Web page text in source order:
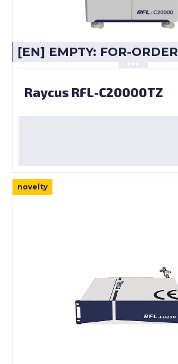
[EN] EMPTY: FOR-ORDER
Raycus RFL-C20000TZ
novelty